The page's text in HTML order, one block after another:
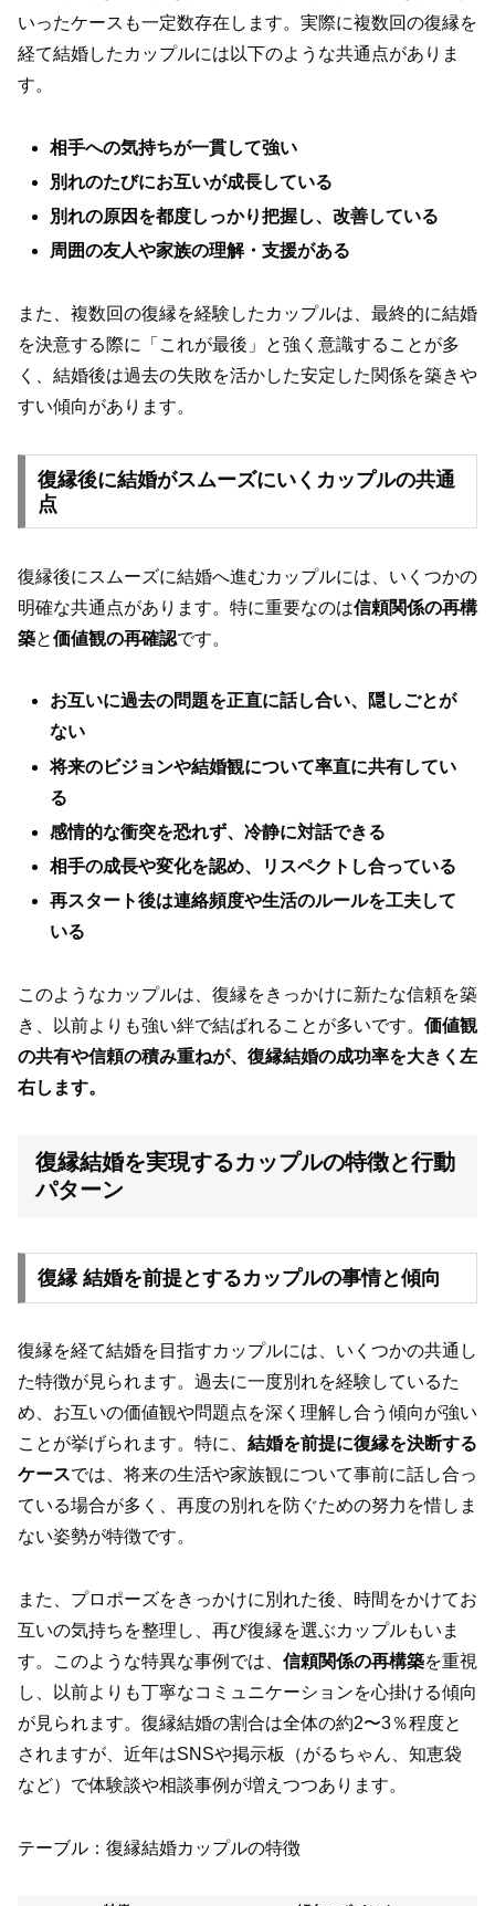
いったケースも一定数存在します。実際に複数回の復縁を
経て結婚したカップルには以下のような共通点がありま
す。
相手への気持ちが一貫して強い
別れのたびにお互いが成長している
別れの原因を都度しっかり把握し、改善している
周囲の友人や家族の理解・支援がある
また、複数回の復縁を経験したカップルは、最終的に結婚
を決意する際に「これが最後」と強く意識することが多
く、結婚後は過去の失敗を活かした安定した関係を築きや
すい傾向があります。
復縁後に結婚がスムーズにいくカップルの共通
点
復縁後にスムーズに結婚へ進むカップルには、いくつかの
明確な共通点があります。特に重要なのは信頼関係の再構
築と価値観の再確認です。
お互いに過去の問題を正直に話し合い、隠しごとが
ない
将来のビジョンや結婚観について率直に共有してい
る
感情的な衝突を恐れず、冷静に対話できる
相手の成長や変化を認め、リスペクトし合っている
再スタート後は連絡頻度や生活のルールを工夫して
いる
このようなカップルは、復縁をきっかけに新たな信頼を築
き、以前よりも強い絆で結ばれることが多いです。 価値観
の共有や信頼の積み重ねが、復縁結婚の成功率を大きく左
右します。
復縁結婚を実現するカップルの特徴と行動
パターン
復縁 結婚を前提とするカップルの事情と傾向
復縁を経て結婚を目指すカップルには、いくつかの共通し
た特徴が見られます。過去に一度別れを経験しているた
め、お互いの価値観や問題点を深く理解し合う傾向が強い
ことが挙げられます。特に、 結婚を前提に復縁を決断する
ケースでは、将来の生活や家族観について事前に話し合っ
ている場合が多く、再度の別れを防ぐための努力を惜しま
ない姿勢が特徴です。
また、プロポーズをきっかけに別れた後、時間をかけてお
互いの気持ちを整理し、再び復縁を選ぶカップルもいま
す。このような特異な事例では、 信頼関係の再構築を重視
し、以前よりも丁寧なコミュニケーションを心掛ける傾向
が見られます。復縁結婚の割合は全体の約2〜3％程度と
されますが、近年はSNSや掲示板（がるちゃん、知恵袋
など）で体験談や相談事例が増えつつあります。
テーブル：復縁結婚カップルの特徴